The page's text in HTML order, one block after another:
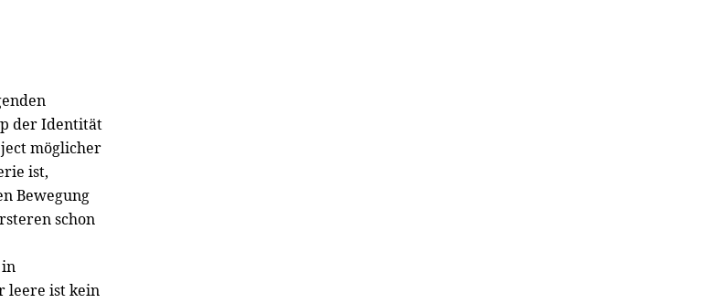
der Identität
möglicher
ist,
Bewegung
schon
leere ist kein